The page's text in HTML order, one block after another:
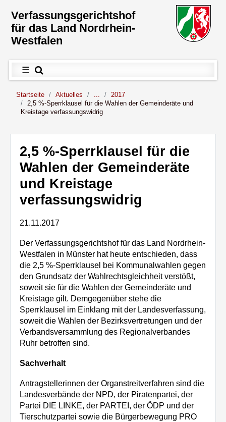
Verfassungs­gerichtshof
für das Land Nordrhein-
Westfalen
Hauptnavigation
☰ Menü
Sie sind hier:
Startseite Aktuelles
2017
2,5 %-Sperrklausel für die Wahlen der Gemeinderäte und
Kreistage verfassungswidrig
Inhalt
2,5 %-Sperrklausel für die
Wahlen der Gemeinderäte
und Kreistage
verfassungswidrig
21.11.2017
Der Verfassungsgerichtshof für das Land Nordrhein-
Westfalen in Münster hat heute entschieden, dass
die 2,5 %-Sperrklausel bei Kommunalwahlen gegen
den Grundsatz der Wahlrechtsgleichheit verstößt,
soweit sie für die Wahlen der Gemeinderäte und
Kreistage gilt. Demgegenüber stehe die
Sperrklausel im Einklang mit der Landesverfassung,
soweit die Wahlen der Bezirksvertretungen und der
Verbandsversammlung des Regionalverbandes
Ruhr betroffen sind.
Sachverhalt
Antragstellerinnen der Organstreitverfahren sind die
Landesverbände der NPD, der Piratenpartei, der
Partei DIE LINKE, der PARTEI, der ÖDP und der
Tierschutzpartei sowie die Bürgerbewegung PRO